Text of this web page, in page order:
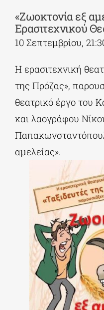
«Ζωοκτονία εξ
Ερασιτεχνικού
10 Σεπτεμβρίου,
Η ερασιτεχνική
της Πρόζας»,
θεατρικό έργο του
και λαογράφου
αμελείας».